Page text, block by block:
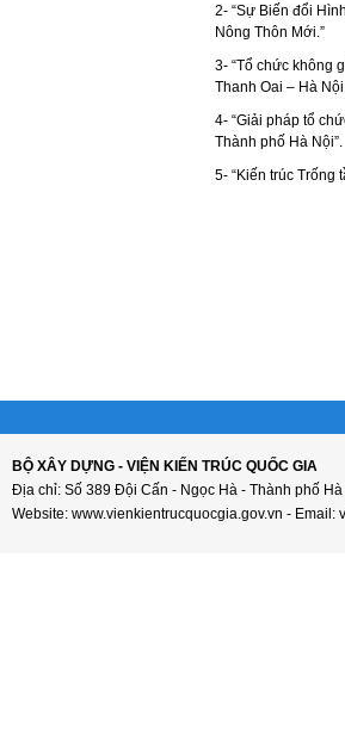
2- “Sự Biến đổi
Nông Thôn Mới.”
3- “Tổ chức không
Thanh Oai – Hà
4- “Giải pháp tổ
Thành phố Hà Nội”.
5- “Kiến trúc Trống
BỘ XÂY DỰNG - VIỆN KIẾN TRÚC QUỐC GIA
Địa chỉ: Số 389 Đội Cấn - Ngọc Hà - Thành phố Hà
Website: www.vienkientrucquocgia.gov.vn - Email: